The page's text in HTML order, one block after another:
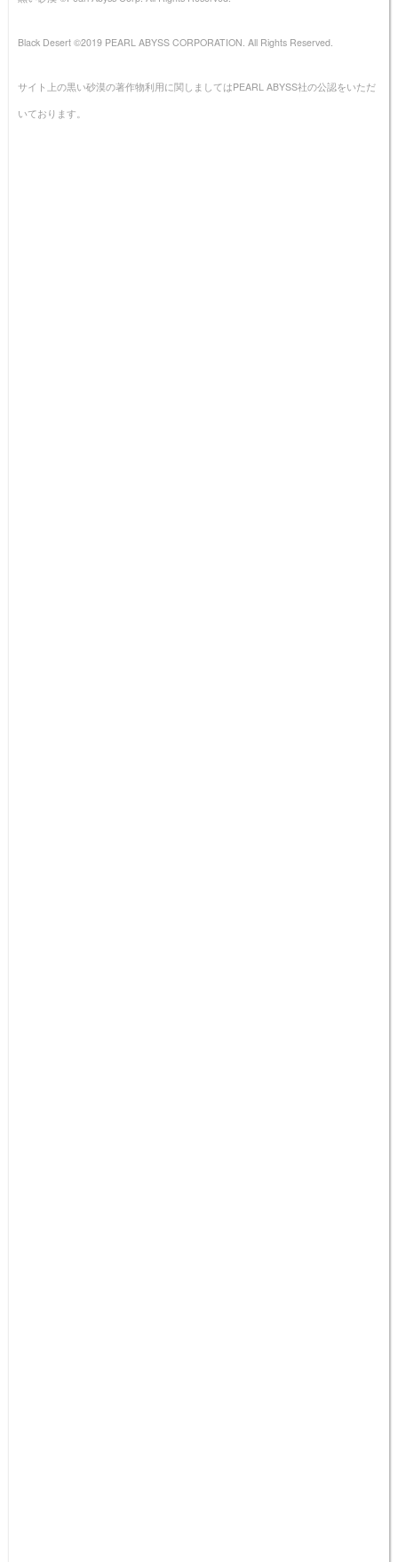
Black Desert ©2019 PEARL ABYSS CORPORATION. All Rights Reserved.
サイト上の黒い砂漠の著作物利用に関しましてはPEARL ABYSS社の公認をいただ
いております。